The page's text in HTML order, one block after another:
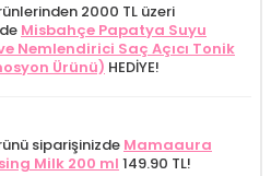
2000 TL üzeri
Misbahçe Papatya Suyu
Nemlendirici Saç Açıcı Tonik
Ürünü) HEDİYE!
siparişinizde Mamaaura
Milk 200 ml 149.90 TL!